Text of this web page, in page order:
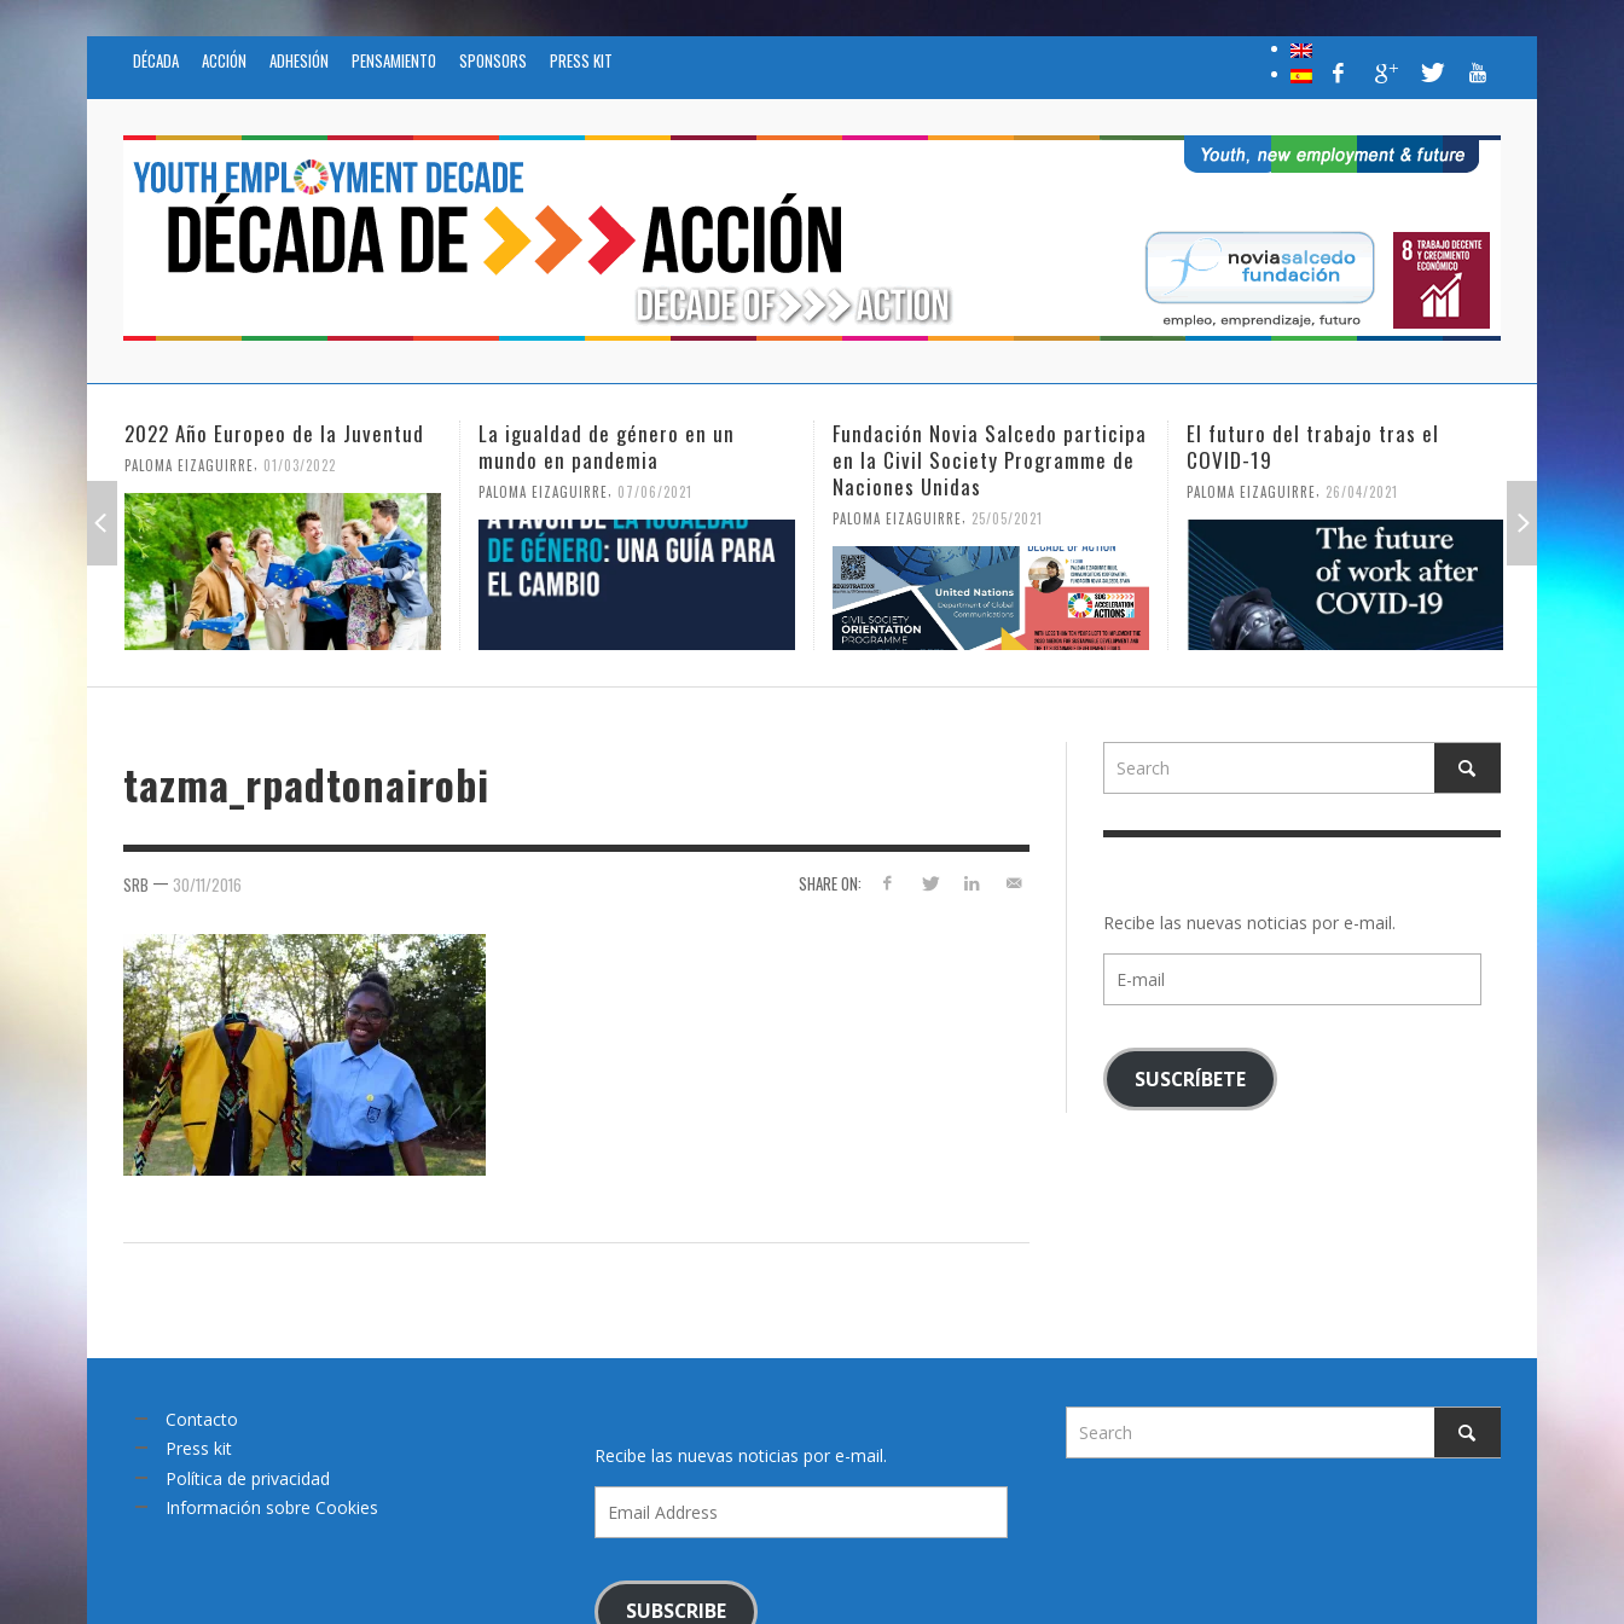
DÉCADA ACCIÓN ADHESIÓN PENSAMIENTO SPONSORS PRESS KIT
2022 Año Europeo de la Juventud
PALOMA EIZAGUIRRE 01/03/2022
La igualdad de género en un
mundo en pandemia
PALOMA EIZAGUIRRE 07/06/2021
Fundación Novia Salcedo participa
en la Civil Society Programme de
Naciones Unidas
PALOMA EIZAGUIRRE 25/05/2021
El futuro del trabajo tras el
COVID-19
PALOMA EIZAGUIRRE 26/04/2021
tazma_rpadtonairobi
SHARE ON:
SRB — 30/11/2016
Recibe las nuevas noticias por e-mail.
mail
SUSCRÍBETE
Contacto
Press kit
Política de privacidad
Información sobre Cookies
Recibe las nuevas noticias por e-mail.
Address
SUBSCRIBE